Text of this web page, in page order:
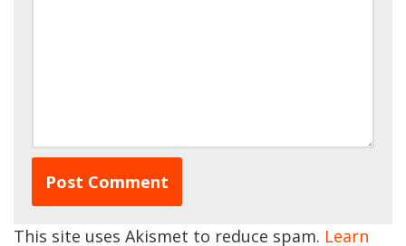
This site uses Akismet to reduce spam. Learn